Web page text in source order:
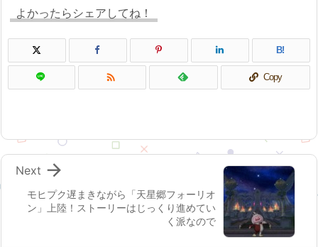
よかったらシェアしてね！
B!
 Copy
モヒプク遅まきながら「天星郷フォーリオ
ン」上陸！ストーリーはじっくり進めてい
く派なので

Next